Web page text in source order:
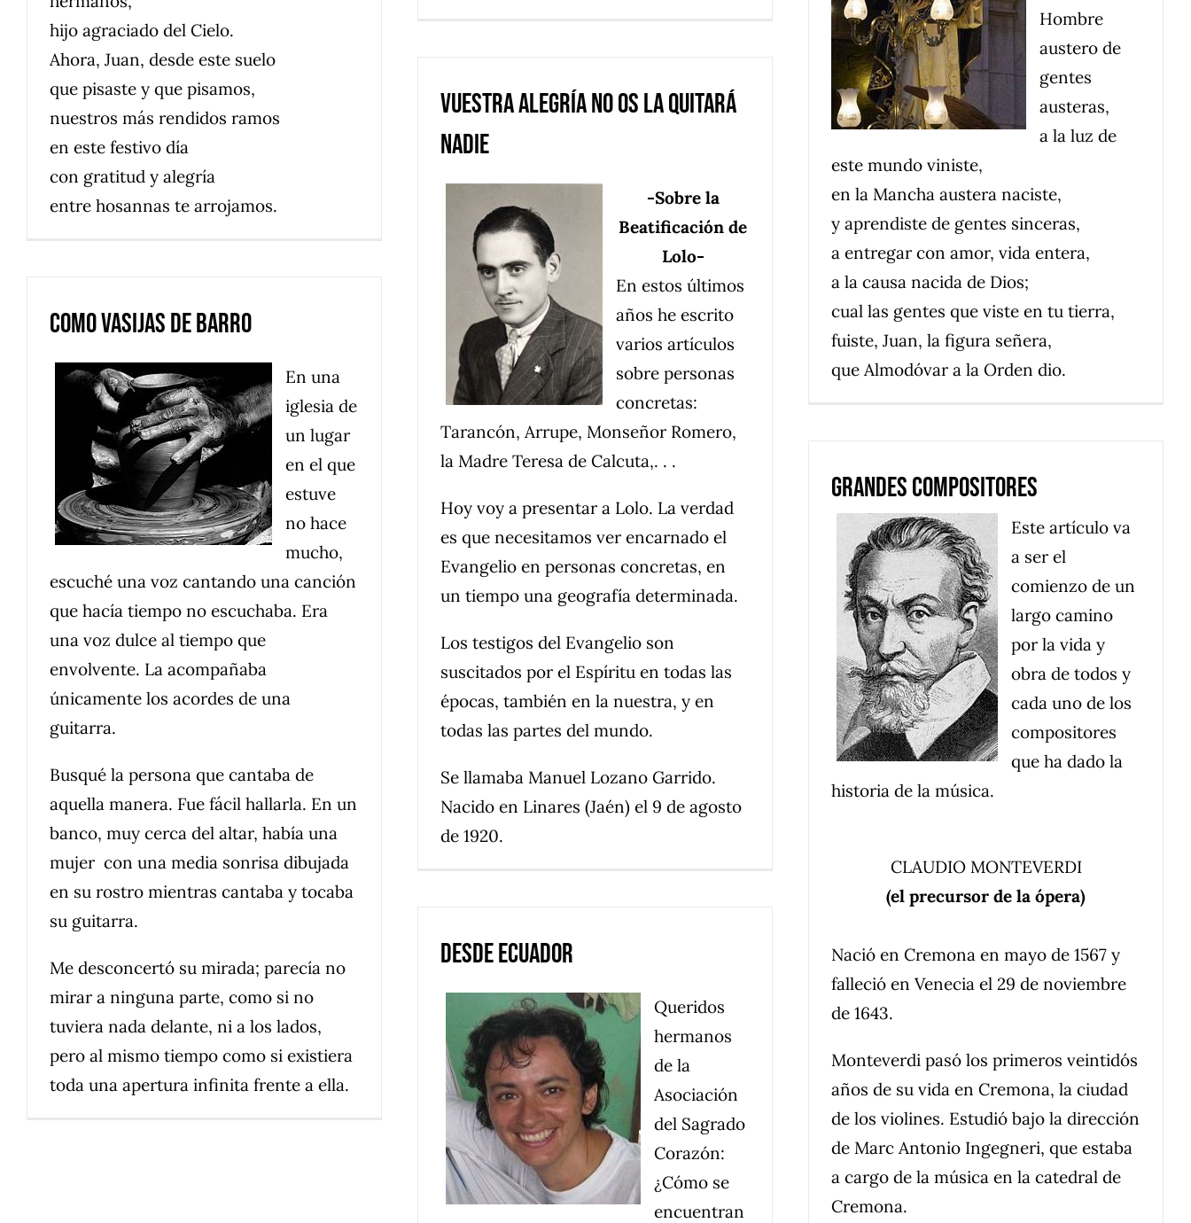
hijo agraciado del Cielo.
Ahora, Juan, desde este suelo
que pisaste y que pisamos,
nuestros más rendidos ramos
en este festivo día
con gratitud y alegría
entre hosannas te arrojamos.
Hombre
austero de
gentes
austeras,
a la luz de
este mundo viniste,
en la Mancha austera naciste,
y aprendiste de gentes sinceras,
a entregar con amor, vida entera,
a la causa nacida de Dios;
cual las gentes que viste en tu tierra,
fuiste, Juan, la figura señera,
que Almodóvar a la Orden dio.
Vuestra alegría no os la quitará
nadie
-Sobre la
Beatificación de
Lolo-
En estos últimos
años he escrito
varios artículos
sobre personas
concretas:
Tarancón, Arrupe, Monseñor Romero,
la Madre Teresa de Calcuta,. . .
Hoy voy a presentar a Lolo. La verdad
es que necesitamos ver encarnado el
Evangelio en personas concretas, en
un tiempo una geografía determinada.
Los testigos del Evangelio son
suscitados por el Espíritu en todas las
épocas, también en la nuestra, y en
todas las partes del mundo.
Se llamaba Manuel Lozano Garrido.
Nacido en Linares (Jaén) el 9 de agosto
de 1920.
Como vasijas de barro
En una
iglesia de
un lugar
en el que
estuve
no hace
mucho,
escuché una voz cantando una canción
que hacía tiempo no escuchaba. Era
una voz dulce al tiempo que
envolvente. La acompañaba
únicamente los acordes de una
guitarra.
Busqué la persona que cantaba de
aquella manera. Fue fácil hallarla. En un
banco, muy cerca del altar, había una
mujer con una media sonrisa dibujada
en su rostro mientras cantaba y tocaba
su guitarra.
Me desconcertó su mirada; parecía no
mirar a ninguna parte, como si no
tuviera nada delante, ni a los lados,
pero al mismo tiempo como si existiera
toda una apertura infinita frente a ella.
Grandes compositores
Este artículo va
a ser el
comienzo de un
largo camino
por la vida y
obra de todos y
cada uno de los
compositores
que ha dado la
historia de la música.
CLAUDIO MONTEVERDI
(el precursor de la ópera)
Nació en Cremona en mayo de 1567 y
falleció en Venecia el 29 de noviembre
de 1643.
Monteverdi pasó los primeros veintidós
años de su vida en Cremona, la ciudad
de los violines. Estudió bajo la dirección
de Marc Antonio Ingegneri, que estaba
a cargo de la música en la catedral de
Cremona.
Desde Ecuador
Queridos
hermanos
de la
Asociación
del Sagrado
Corazón:
¿Cómo se
encuentran